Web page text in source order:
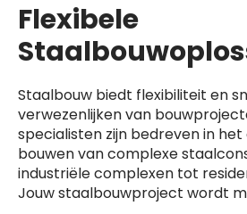
Flexibele
Staalbouw biedt flexibiliteit en
verwezenlijken van
specialisten zijn bedreven in
bouwen van complexe
industriële complexen tot
Jouw staalbouwproject wordt